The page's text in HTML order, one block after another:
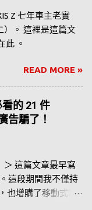
Z 七年車主老實
）。 這裡是這篇文
此 。
READ MORE »
的 21 件
告騙了！
＞ 這篇文章最早寫
這段期間我不僅持
也增購了移動式冷